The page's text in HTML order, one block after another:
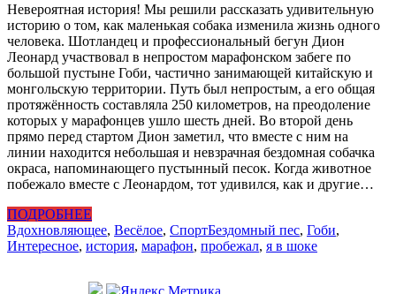
Невероятная история! Мы решили рассказать удивительную
историю о том, как маленькая собака изменила жизнь одного
человека. Шотландец и профессиональный бегун Дион
Леонард участвовал в непростом марафонском забеге по
большой пустыне Гоби, частично занимающей китайскую и
монгольскую территории. Путь был непростым, а его общая
протяжённость составляла 250 километров, на преодоление
которых у марафонцев ушло шесть дней. Во второй день
прямо перед стартом Дион заметил, что вместе с ним на
линии находится небольшая и невзрачная бездомная собачка
окраса, напоминающего пустынный песок. Когда животное
побежало вместе с Леонардом, тот удивился, как и другие…
ПОДРОБНЕЕ
Вдохновляющее, Весёлое, СпортБездомный пес, Гоби,
Интересное, история, марафон, пробежал, я в шоке